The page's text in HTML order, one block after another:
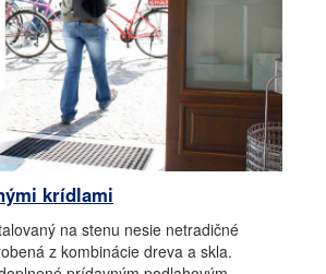
krídlami
na stenu nesie netradičné
z kombinácie dreva a skla.